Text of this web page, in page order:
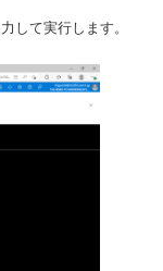
して実行します。